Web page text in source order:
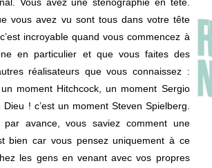
vous avez vu sont tous dans votre tête
incroyable quand vous commencez à
en particulier et que vous faites des
réalisateurs que vous connaissez :
moment Hitchcock, un moment Sergio
! c’est un moment Steven Spielberg.
par avance, vous saviez comment une
bien car vous pensez uniquement à ce
les gens en venant avec vos propres